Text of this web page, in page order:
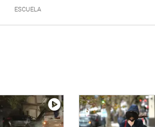
ESCUELA